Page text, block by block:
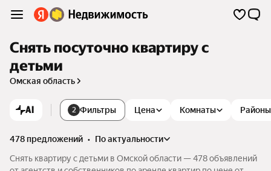
Снять посуточно квартиру с
детьми
Омская область
AI 2 Фильтры Цена Комнаты Районы
478 предложений •
по актуальности
Снять квартиру с детьми в Омской области — 478 объявлений